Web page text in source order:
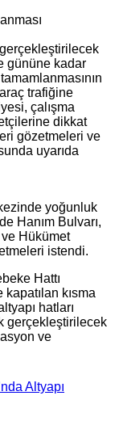
gününe kadar
trafiğine
çalışma
dikkat
gözetmeleri ve
uyarıda
yoğunluk
Hanım Bulvarı,
Hükümet
istendi.
Hattı
kısma
hatları
gerçekleştirilecek
ve
Altyapı